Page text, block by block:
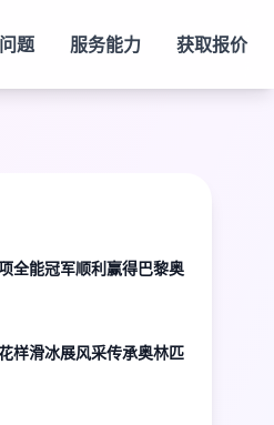
题 服务能力 获取报价
全能冠军顺利赢得巴黎奥
样滑冰展风采传承奥林匹